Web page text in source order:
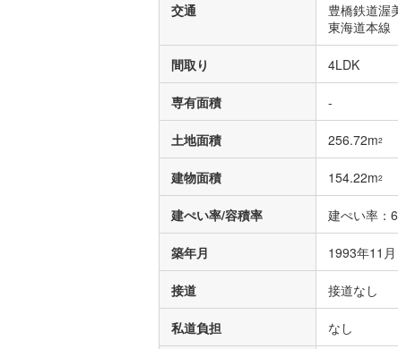
交通
豊橋鉄道渥
東海道本線
間取り 4LDK
専有面積 -
土地面積 256.72m2
建物面積 154.22m2
建ぺい率/容積率 建ぺい率：
築年月 1993年11月
接道 接道なし
私道負担 なし